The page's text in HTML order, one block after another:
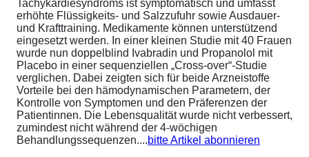
Tachykardiesyndroms ist symptomatisch und umfasst
erhöhte Flüssigkeits- und Salzzufuhr sowie Ausdauer-
und Krafttraining. Medikamente können unterstützend
eingesetzt werden. In einer kleinen Studie mit 40 Frauen
wurde nun doppelblind Ivabradin und Propanolol mit
Placebo in einer sequenziellen „Cross-over“-Studie
verglichen. Dabei zeigten sich für beide Arzneistoffe
Vorteile bei den hämodynamischen Parametern, der
Kontrolle von Symptomen und den Präferenzen der
Patientinnen. Die Lebensqualität wurde nicht verbessert,
zumindest nicht während der 4-wöchigen
Behandlungssequenzen....bitte Artikel abonnieren